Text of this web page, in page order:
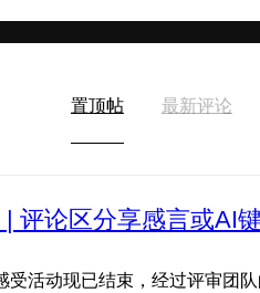
置顶帖 最新评论
| 评论区分享感言或AI